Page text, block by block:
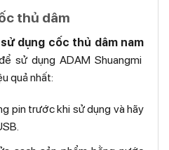
thủ dâm
dụng cốc thủ dâm nam
sử dụng ADAM Shuangmi
quả nhất:
pin trước khi sử dụng và hãy